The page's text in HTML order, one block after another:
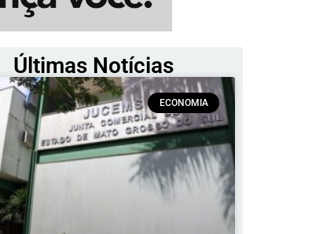
Últimas Notícias
ECONOMIA